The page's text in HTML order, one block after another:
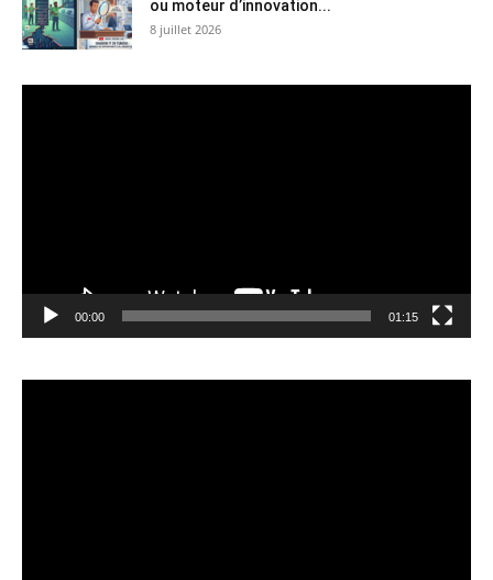
ou moteur d’innovation...
8 juillet 2026
00:00 01:15